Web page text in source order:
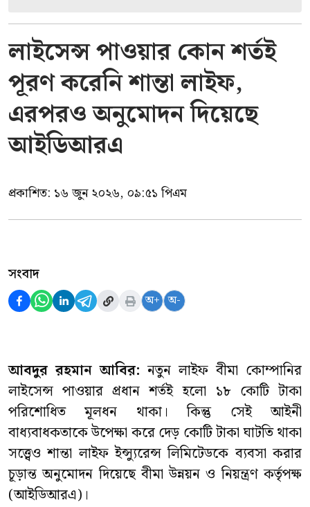
লাইসেন্স পাওয়ার কোন শর্তই
পূরণ করেনি শান্তা লাইফ,
এরপরও অনুমোদন দিয়েছে
আইডিআরএ
প্রকাশিত: ১৬ জুন ২০২৬, ০৯:৫১ পিএম
সংবাদ
অ+ অ-
আবদুর রহমান আবির: নতুন লাইফ বীমা কোম্পানির
লাইসেন্স পাওয়ার প্রধান শর্তই হলো ১৮ কোটি টাকা
পরিশোধিত মূলধন থাকা। কিন্তু সেই আইনী
বাধ্যবাধকতাকে উপেক্ষা করে দেড় কোটি টাকা ঘাটতি থাকা
সত্ত্বেও শান্তা লাইফ ইন্স্যুরেন্স লিমিটেডকে ব্যবসা করার
চূড়ান্ত অনুমোদন দিয়েছে বীমা উন্নয়ন ও নিয়ন্ত্রণ কর্তৃপক্ষ
(আইডিআরএ)।